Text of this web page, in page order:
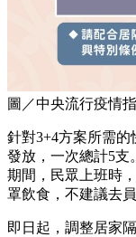
圖／中央流行疫情
針對3+4方案所需
發放，一次總計5支
期間，民眾上班時
罩飲食，不建議去
即日起，調整居家